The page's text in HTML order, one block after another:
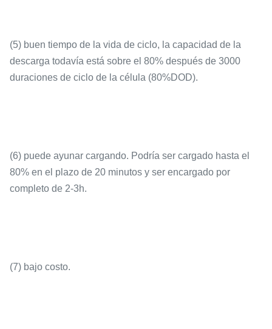
Shell
(5) buen tiempo de la vida de ciclo, la capacidad de la
descarga todavía está sobre el 80% después de 3000
duraciones de ciclo de la célula (80%DOD).
(6) puede ayunar cargando. Podría ser cargado hasta el
80% en el plazo de 20 minutos y ser encargado por
completo de 2-3h.
(7) bajo costo.